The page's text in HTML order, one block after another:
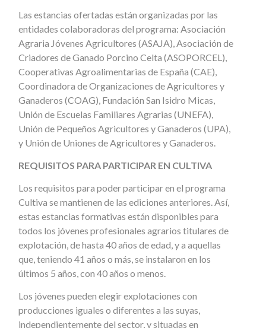
Las estancias ofertadas están organizadas por las
entidades colaboradoras del programa: Asociación
Agraria Jóvenes Agricultores (ASAJA), Asociación de
Criadores de Ganado Porcino Celta (ASOPORCEL),
Cooperativas Agroalimentarias de España (CAE),
Coordinadora de Organizaciones de Agricultores y
Ganaderos (COAG), Fundación San Isidro Micas,
Unión de Escuelas Familiares Agrarias (UNEFA),
Unión de Pequeños Agricultores y Ganaderos (UPA),
y Unión de Uniones de Agricultores y Ganaderos.
REQUISITOS PARA PARTICIPAR EN CULTIVA
Los requisitos para poder participar en el programa
Cultiva se mantienen de las ediciones anteriores. Así,
estas estancias formativas están disponibles para
todos los jóvenes profesionales agrarios titulares de
explotación, de hasta 40 años de edad, y a aquellas
que, teniendo 41 años o más, se instalaron en los
últimos 5 años, con 40 años o menos.
Los jóvenes pueden elegir explotaciones con
producciones iguales o diferentes a las suyas,
independientemente del sector, y situadas en